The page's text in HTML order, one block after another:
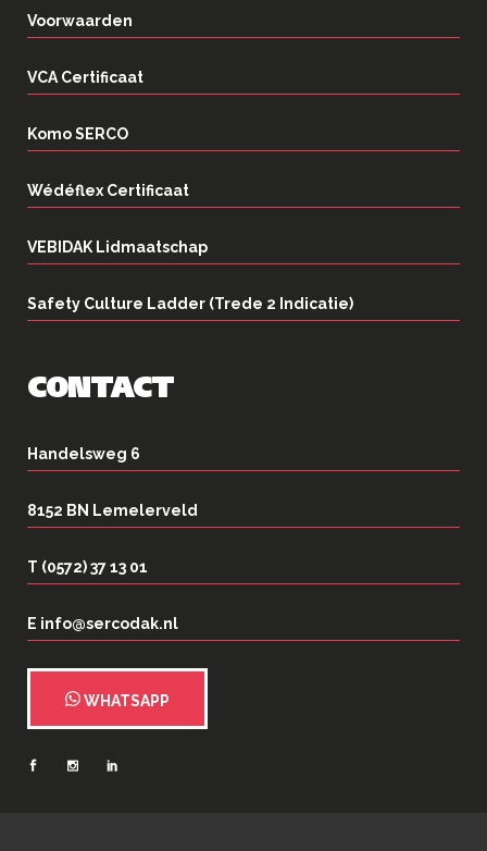
Voorwaarden
VCA Certificaat
Komo SERCO
Wédéflex Certificaat
VEBIDAK Lidmaatschap
Safety Culture Ladder (Trede 2 Indicatie)
CONTACT
Handelsweg 6
8152 BN Lemelerveld
T (0572) 37 13 01
E info@sercodak.nl
WHATSAPP